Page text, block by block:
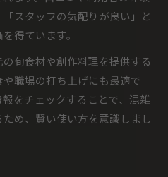
スタッフの気配りが良い」と
得ています。
旬食材や創作料理を提供する
職場の打ち上げにも最適で
をチェックすることで、混雑
め、賢い使い方を意識しまし